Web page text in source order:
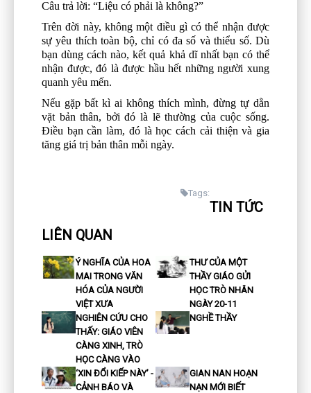
Câu trả lời: “Liệu có phải là không?”
Trên đời này, không một điều gì có thể nhận được
sự yêu thích toàn bộ, chỉ có đa số và thiểu số. Dù
bạn dùng cách nào, kết quả khả dĩ nhất bạn có thể
nhận được, đó là được hầu hết những người xung
quanh yêu mến.
Nếu gặp bất kì ai không thích mình, đừng tự dằn
vặt bản thân, bởi đó là lẽ thường của cuộc sống.
Điều bạn cần làm, đó là học cách cải thiện và gia
tăng giá trị bản thân mỗi ngày.
Tags:
TIN TỨC
LIÊN QUAN
Ý NGHĨA CỦA HOA
MAI TRONG VĂN
HÓA CỦA NGƯỜI
VIỆT XƯA
THƯ CỦA MỘT
THẦY GIÁO GỬI
HỌC TRÒ NHÂN
NGÀY 20-11
NGHIÊN CỨU CHO
THẤY: GIÁO VIÊN
CÀNG XINH, TRÒ
HỌC CÀNG VÀO
NGHỀ THẦY
‘XIN ĐỔI KIẾP NÀY’ -
CẢNH BÁO VÀ
GIAN NAN HOẠN
NẠN MỚI BIẾT